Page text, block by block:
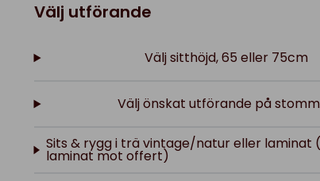
Välj utförande
Välj sitthöjd, 65 eller 75cm
Välj önskat utförande på
Sits & rygg i trä vintage/natur eller laminat
laminat mot offert)